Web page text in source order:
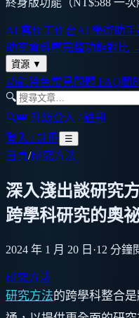
終身版功能（NT$588 一次
AI 寫作工作台AI 學術助手
助案資料庫完整功能對比
資源 ▼
功能特色常見問題 FAQ關
🔍
🔍👑 升級登入 / 註冊
登入 / 註冊 ☰
首頁/研究方法
深入淺出談研究
跨學科研究的奧
2024 年 1 月 20 日 ·12 分鐘
研究方法
研究方法的跨學科整合